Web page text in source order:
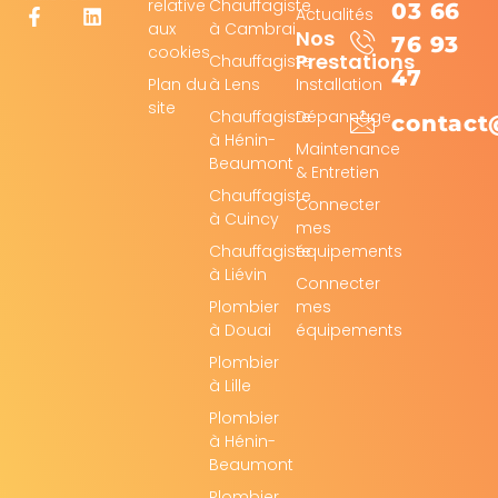
Actualités
Nos
Prestations
Installation
Dépannage
Maintenance
& Entretien
Connecter
mes
équipements
Connecter
mes
équipements
Chauffagiste
à Cambrai
Chauffagiste
à Lens
Chauffagiste
à Hénin-
Beaumont
Chauffagiste
à Cuincy
Chauffagiste
à Liévin
Plombier
à Douai
Plombier
à Lille
Plombier
à Hénin-
Beaumont
relative
aux
cookies
Plan du
site
03 66
76 93
47